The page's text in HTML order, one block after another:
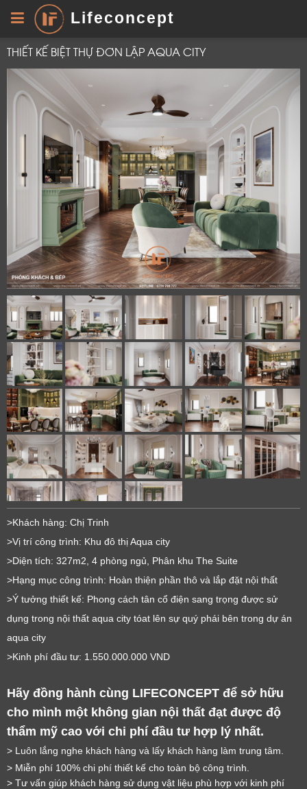
Lifeconcept
THIẾT KẾ BIỆT THỰ ĐƠN LẬP AQUA CITY
>Khách hàng: Chị Trinh
>Vị trí công trình: Khu đô thị Aqua city
>Diện tích: 327m2, 4 phòng ngủ, Phân khu The Suite
>Hạng mục công trình: Hoàn thiện phần thô và lắp đặt nội thất
>Ý tưởng thiết kế: Phong cách tân cổ điện sang trọng được sử
dụng trong nội thất aqua city tóat lên sự quý phái bên trong dự án
aqua city
>Kinh phí đầu tư: 1.550.000.000 VND
Hãy đồng hành cùng LIFECONCEPT để sở hữu
cho mình một không gian nội thất đạt được độ
thẩm mỹ cao với chi phí đầu tư hợp lý nhất.
> Luôn lắng nghe khách hàng và lấy khách hàng làm trung tâm.
> Miễn phí 100% chi phí thiết kế cho toàn bộ công trình.
> Tư vấn giúp khách hàng sử dụng vật liệu phù hợp với kinh phí
LỜI CẢM ƠN
LIFECONCEPT